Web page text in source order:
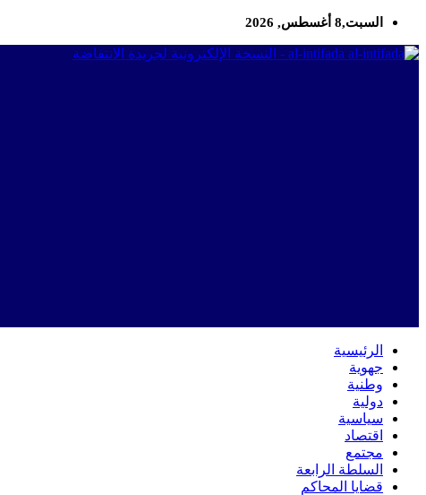
السبت,8 أغسطس, 2026
al-intifada - النسخة الإلكترونية لجريدة الانتفاضة
الرئيسية
جهوية
وطنية
دولية
سياسية
اقتصاد
مجتمع
السلطة الرابعة
قضايا المحاكم